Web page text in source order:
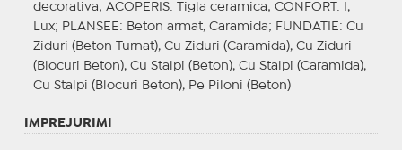
decorativa; ACOPERIS: Tigla ceramica; CONFORT : I,
Lux; PLANSEE : Beton armat, Caramida; FUNDATIE : Cu
Ziduri (Beton Turnat), Cu Ziduri (Caramida), Cu Ziduri
(Blocuri Beton), Cu Stalpi (Beton), Cu Stalpi (Caramida),
Cu Stalpi (Blocuri Beton), Pe Piloni (Beton)
IMPREJURIMI